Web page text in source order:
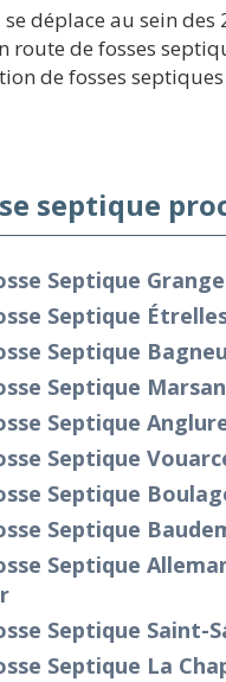
déplace au sein
route de fosses
de fosses
septique
Septique
Septique
Septique
Septique
Septique
Septique
Septique
Septique
Septique
Septique Saint-
Septique La